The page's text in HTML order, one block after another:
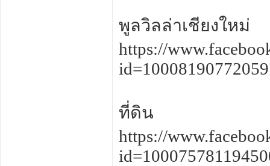
พูลวิลล่าเชียงใหม่
https://
ที่ดิน
https://